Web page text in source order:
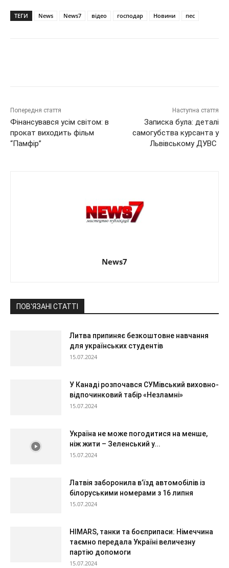
ТЕГИ News News7 відео господар Новини пес
Попередня стаття
Фінансувався усім світом: в
прокат виходить фільм
“Памфір”
Наступна стаття
Записка була: деталі
самогубства курсанта у
Львівському ДУВС
News7
ПОВ'ЯЗАНІ СТАТТІ
Литва припиняє безкоштовне навчання
для українських студентів
15.07.2024
У Канаді розпочався СУМівський виховно-
відпочинковий табір «Незламні»
15.07.2024
Україна не може погодитися на менше,
ніж жити – Зеленський у...
15.07.2024
Латвія заборонила в’їзд автомобілів із
білоруськими номерами з 16 липня
15.07.2024
HIMARS, танки та боєприпаси: Німеччина
таємно передала Україні величезну
партію допомоги
15.07.2024